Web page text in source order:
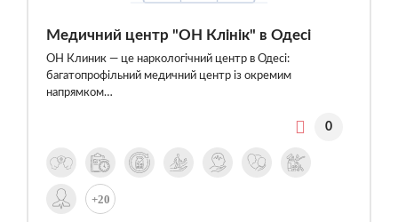
Медичний центр "ОН Клінік" в Одесі
ОН Клиник — це наркологічний центр в Одесі:
багатопрофільний медичний центр із окремим
напрямком…
0
+20